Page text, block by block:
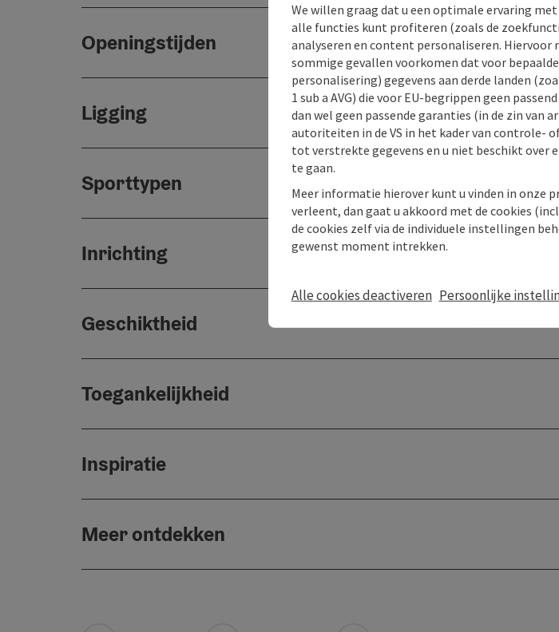
Openingstijden
Ligging
Sporttypen
Inrichting
Geschiktheid
Toegankelijkheid
Inspiratie
Meer ontdekken
We willen graag dat u een optimale ervaring
alle functies kunt profiteren (zoals de
analyseren en content personaliseren. Hiervoor
sommige gevallen voorkomen dat voor
personalisering) gegevens aan derde landen
1 sub a AVG) die voor EU-begrippen geen
dan wel geen passende garanties (in de zin van
autoriteiten in de VS in het kader van controle-
tot verstrekte gegevens en u niet beschikt over
te gaan.
Meer informatie hierover kunt u vinden in onze
verleent, dan gaat u akkoord met de cookies
de cookies zelf via de individuele instellingen
gewenst moment intrekken.
Alle cookies deactiveren Persoonlijke